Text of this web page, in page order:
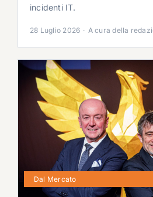
incidenti IT.
28 Luglio 2026 · A cura della
Dal Mercato